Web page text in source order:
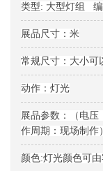
类型: 大型灯组 编
展品尺寸：米
常规尺寸：大小可
动作：灯光
展品参数：（电压
作周期：现场制作）
颜色:灯光颜色可